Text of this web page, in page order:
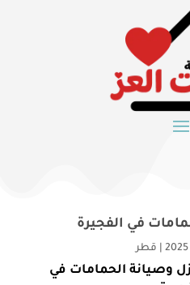
في الفجيرة
قطر
وصيانة الحمامات في